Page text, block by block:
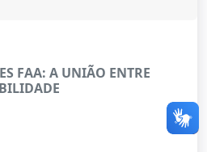
FAA: A UNIÃO ENTRE